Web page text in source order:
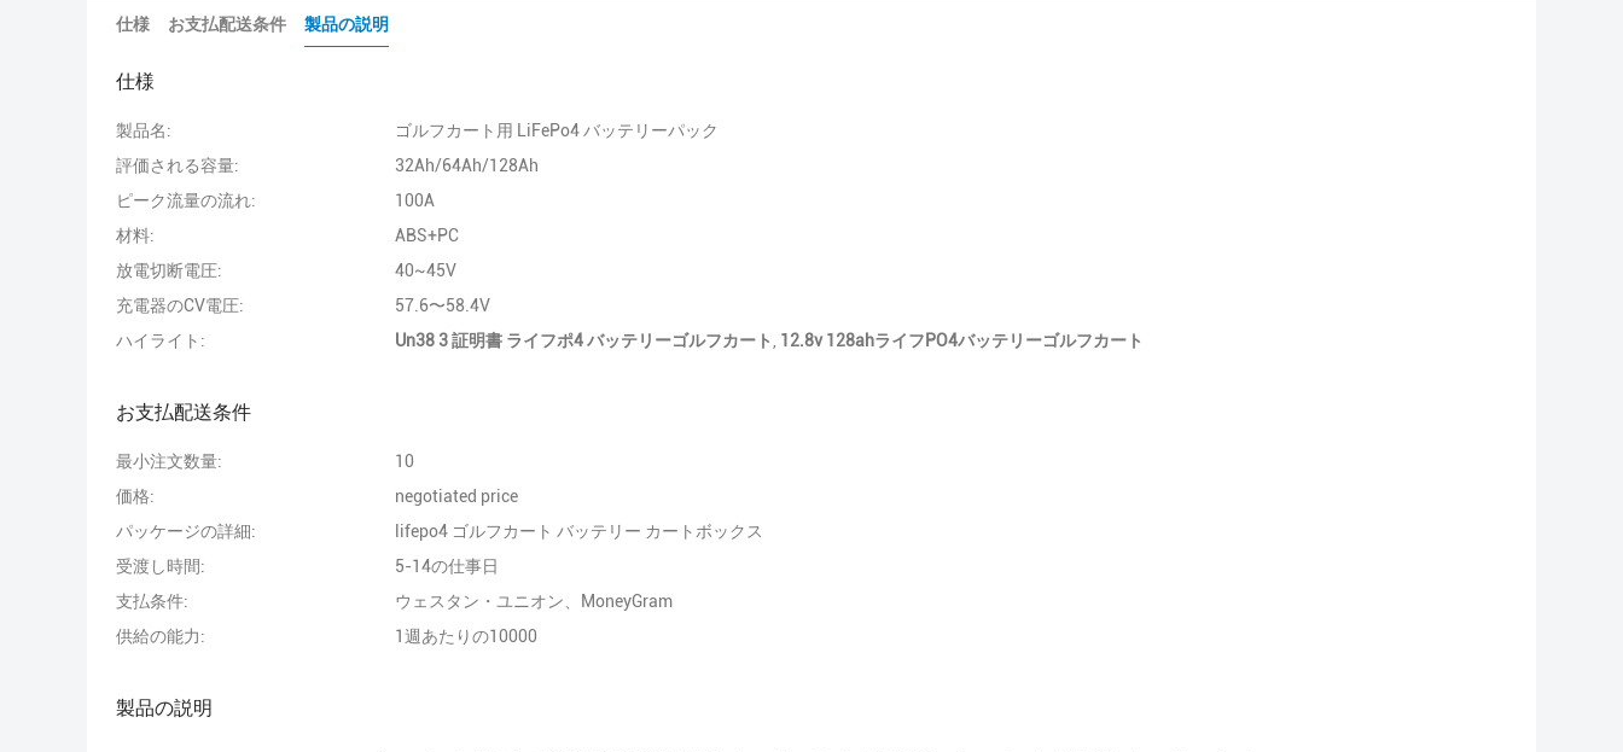
仕様 お支払配送条件 製品の説明
仕様
製品名:
ゴルフカート用 LiFePo4 バッテリーパック
評価される容量:
32Ah/64Ah/128Ah
ピーク流量の流れ:
100A
材料:
ABS+PC
放電切断電圧:
40~45V
充電器のCV電圧:
57.6〜58.4V
ハイライト:
Un38 3 証明書 ライフポ4 バッテリーゴルフカート 12.8v 128ahライフPO4バッテリーゴルフカート
お支払配送条件
最小注文数量:
10
価格:
negotiated price
パッケージの詳細:
lifepo4 ゴルフカート バッテリー カートボックス
受渡し時間:
5-14の仕事日
支払条件:
ウェスタン・ユニオン、MoneyGram
供給の能力:
1週あたりの10000
製品の説明